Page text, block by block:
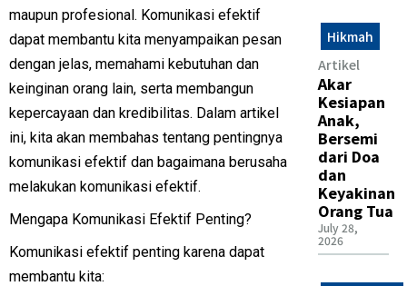
maupun profesional. Komunikasi efektif
dapat membantu kita menyampaikan pesan
dengan jelas, memahami kebutuhan dan
keinginan orang lain, serta membangun
kepercayaan dan kredibilitas. Dalam artikel
ini, kita akan membahas tentang pentingnya
komunikasi efektif dan bagaimana berusaha
melakukan komunikasi efektif.
Mengapa Komunikasi Efektif Penting?
Komunikasi efektif penting karena dapat
membantu kita:
Hikmah
Artikel
Akar
Kesiapan
Anak,
Bersemi
dari Doa
dan
Keyakinan
Orang Tua
July 28,
2026